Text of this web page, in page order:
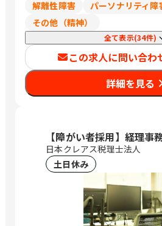
解離性障害
パーソナリティ障
その他（精神）
全て表示(34件)
この求人に問い合わ
詳細を見る
【障がい者採用】経理事
日本クレアス税理士法人
土日休み